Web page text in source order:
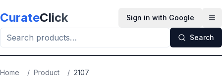
CurateClick Sign in with Google
Search
Home / Product / 2107